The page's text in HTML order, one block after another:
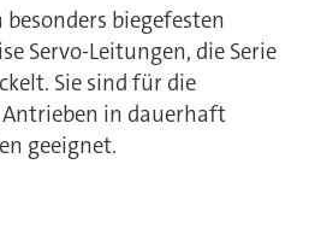
biegefesten
Servo-Leitungen, die Serie
Sie sind für die
in dauerhaft
geeignet.